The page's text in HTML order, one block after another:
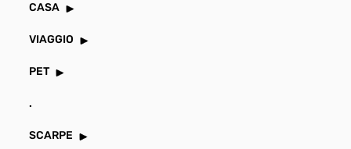
CASA
VIAGGIO
PET
.
SCARPE